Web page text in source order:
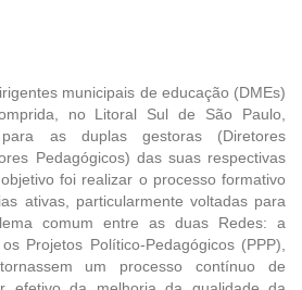
municipais de educação (DMEs)
no Litoral Sul de São Paulo,
as duplas gestoras (Diretores
Pedagógicos) das suas respectivas
foi realizar o processo formativo
ativas, particularmente voltadas para
comum entre as duas Redes: a
Projetos Político-Pedagógicos (PPP),
um processo contínuo de